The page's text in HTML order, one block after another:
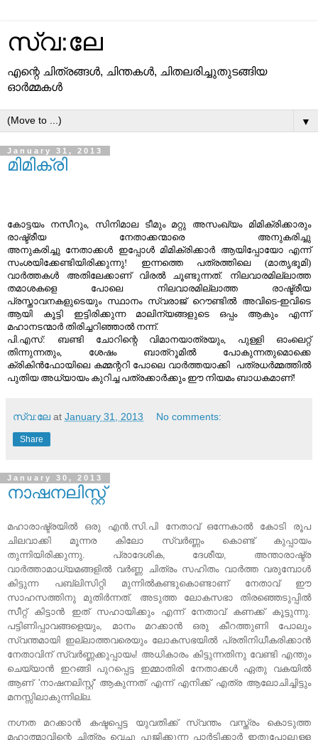
സ്വ:ലേ
എന്റെ ചിത്രങ്ങള്‍, ചിന്തകള്‍, ചിതലരിച്ചുതുടങ്ങിയ
ഓര്‍മ്മകള്‍
▼
January 31, 2013
മിമിക്രി
കോട്ടയം നസീറും, സിനിമാല ടീമും മറ്റു അസംഖ്യം മിമിക്രിക്കാരും
രാഷ്ട്രീയ നേതാക്കന്മാരെ അനുകരിച്ചു
അനുകരിച്ചു നേതാക്കള്‍ ഇപ്പോള്‍ മിമിക്രിക്കാര്‍ ആയിപ്പോയോ എന്ന്
സംശയിക്കേണ്ടിയിരിക്കുന്നു! ഇന്നത്തെ പത്രത്തിലെ (മാതൃഭൂമി)
വാര്‍ത്തകള്‍ അതിലേക്കാണ് വിരല്‍ ചൂണ്ടുന്നത്. നിലവാരമില്ലാത്ത
തമാശകളെ പോലെ നിലവാരമില്ലാത്ത രാഷ്ട്രീയ
പ്രസ്താവനകളുടെയും സ്ഥാനം സ്വരാജ് റൌണ്ടില്‍ അവിടെ-ഇവിടെ
ആയി കൂട്ടി ഇട്ടിരിക്കുന്ന മാലിന്യങ്ങളുടെ ഒപ്പം ആകും എന്ന്
മഹാനടന്മാര്‍ തിരിച്ചറിഞ്ഞാല്‍ നന്ന്.
പി.എസ്: ബണ്ടി ചോറിന്റെ വിമാനയാത്രയും, പുള്ളി ഓംലെറ്റ്‌
തിന്നുന്നതും, ശേഷം ബാത്‌റൂമില്‍ പോകുന്നതുമൊക്കെ
ക്രികിന്‍ഫോയിലെ കമ്മന്ററി പോലെ വാര്‍ത്തയാക്കി പത്രധര്‍മ്മത്തില്‍
പുതിയ അധ്യായം കുറിച്ച പത്രക്കാര്‍ക്കും ഈ നിയമം ബാധകമാണ്!
സ്വ:ലേ at January 31, 2013 No comments:
Share
January 30, 2013
നാഷനലിസ്റ്റ്
മഹാരാഷ്ട്രയില്‍ ഒരു എന്‍.സി.പി നേതാവ്‌ ഒന്നേകാല്‍ കോടി രൂപ
ചിലവാക്കി മൂന്നര കിലോ സ്വര്‍ണ്ണം കൊണ്ട് കുപ്പായം
തുന്നിയിരിക്കുന്നു. പ്രാദേശിക, ദേശീയ, അന്താരാഷ്ട്ര
വാര്‍ത്താമാധ്യമങ്ങളില്‍ വര്‍ണ്ണ ചിത്രം സഹിതം വാര്‍ത്ത വരുമ്പോള്‍
കിട്ടുന്ന പബ്ലിസിറ്റി മുന്നില്‍കണ്ടുകൊണ്ടാണ് നേതാവ് ഈ
സാഹസത്തിനു മുതിര്‍ന്നത്. അടുത്ത ലോകസഭാ തിരഞ്ഞെടുപ്പില്‍
സീറ്റ്‌ കിട്ടാന്‍ ഇത് സഹായിക്കും എന്ന് നേതാവ് കണക്ക് കൂട്ടുന്നു.
പട്ടിണിപ്പാവങ്ങളെയും, മാനം മറക്കാന്‍ ഒരു കീറത്തുണി പോലും
സ്വന്തമായി ഇല്ലാത്തവരെയും ലോകസഭയില്‍ പ്രതിനിധീകരിക്കാന്‍
നേതാവിന് സ്വര്‍ണ്ണക്കുപ്പായം! അധികാരം കിട്ടുന്നതിനു വേണ്ടി എന്തും
ചെയ്യാന്‍ ഇറങ്ങി പുറപ്പെട്ട ഇമ്മാതിരി നേതാക്കള്‍ ഏതു വകയില്‍
ആണ് 'നാഷനലിസ്റ്റ്' ആകുന്നത് എന്ന് എനിക്ക് എത്ര ആലോചിച്ചിട്ടും
മനസ്സിലാകുന്നില്ല.
നഗ്നത മറക്കാന്‍ കഷ്ടപ്പെട്ട യുവതിക്ക് സ്വന്തം വസ്ത്രം കൊടുത്ത
മഹാത്മാവിന്റെ ചിത്രം വെച്ചു പൂജിക്കുന്ന പാര്‍ട്ടിക്കാര്‍ ഇതുപോലുള്ള